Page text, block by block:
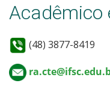
Acadêmico
(48) 3877-8419